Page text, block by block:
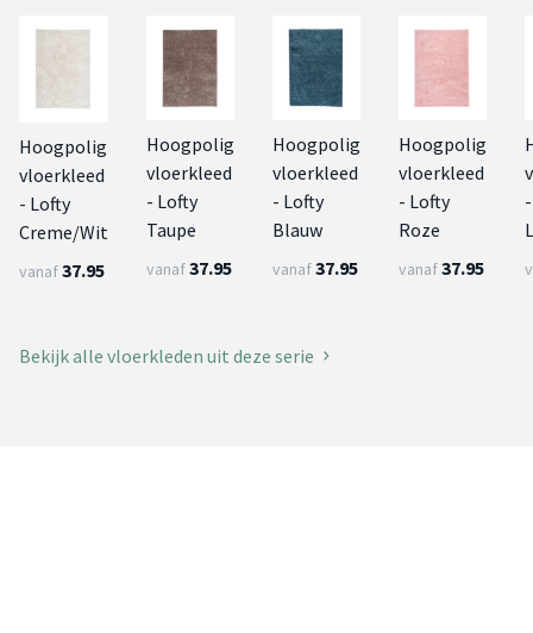
Hoogpolig
vloerkleed
- Lofty
Creme/Wit
vanaf37.95
Hoogpolig
vloerkleed
- Lofty
Taupe
vanaf37.95
Hoogpolig
vloerkleed
- Lofty
Blauw
vanaf37.95
Hoogpolig
vloerkleed
- Lofty
Roze
vanaf37.95
Bekijk alle vloerkleden uit deze serie